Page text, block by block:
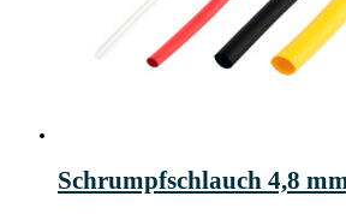
Schrumpfschlauch 4,8